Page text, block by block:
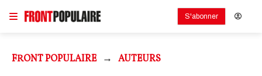
S'abonner
FRONT POPULAIRE AUTEURS